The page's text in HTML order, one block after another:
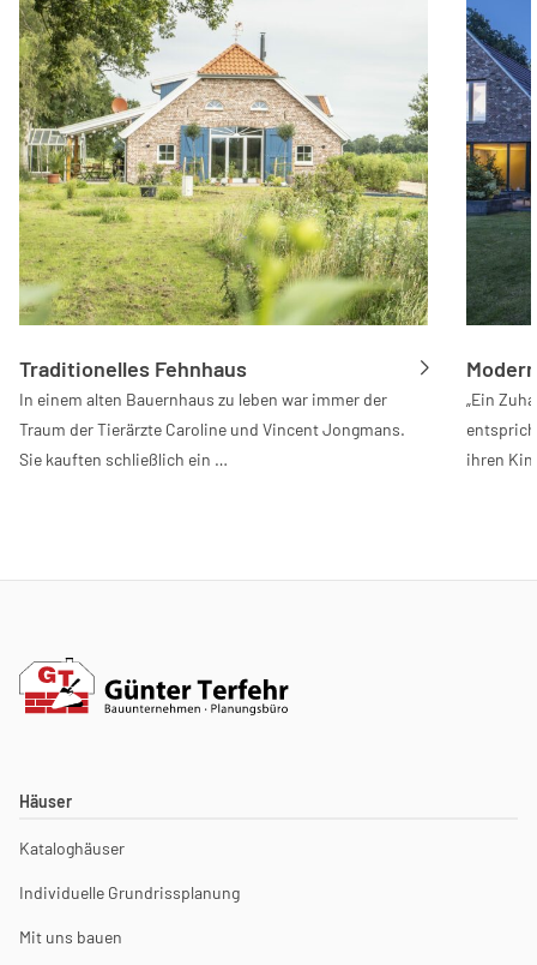
Traditionelles Fehnhaus
In einem alten Bauernhaus zu leben war immer der
Traum der Tierärzte Caroline und Vincent Jongmans.
Sie kauften schließlich ein …
„Ein
ihren
Häuser
Kataloghäuser
Individuelle Grundrissplanung
Mit uns bauen